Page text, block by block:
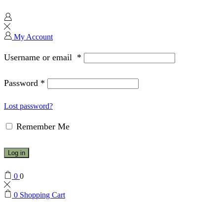
My Account
Username or email *
Password *
Lost password?
Remember Me
Log in
0 0
0 Shopping Cart